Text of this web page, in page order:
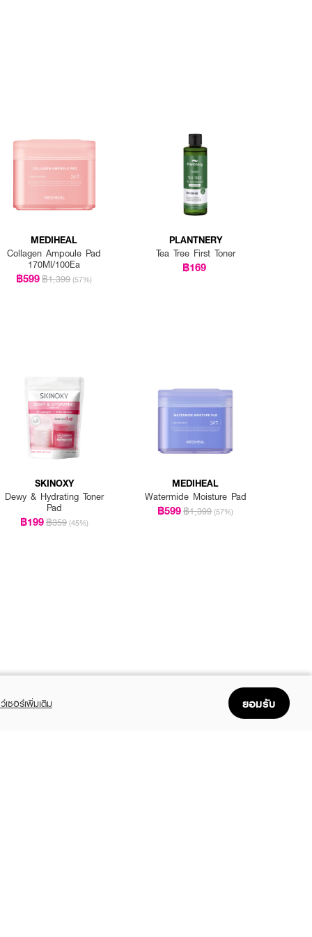
MEDIHEAL
Collagen Ampoule Pad
170Ml/100Ea
฿599฿1,399 (57%)
PLANTNERY
Tea Tree First Toner
฿169
SKINOXY
Dewy & Hydrating Toner
Pad
฿199฿359 (45%)
MEDIHEAL
Watermide Moisture Pad
฿599฿1,399 (57%)
เซอร์เพิ่มเติม ยอมรับ